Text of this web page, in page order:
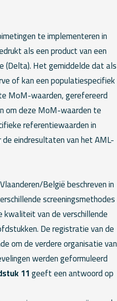
te implementeren in
als een product van een
(Delta). Het gemiddelde dat als
of kan een populatiespecifiek
MoM-waarden, gerefereerd
om deze MoM-waarden te
referentiewaarden in
eindresultaten van het AML-
België beschreven in
screeningsmethodes
van de verschillende
De registratie van de
om de verdere organisatie van
werden geformuleerd
11geeft een antwoord op